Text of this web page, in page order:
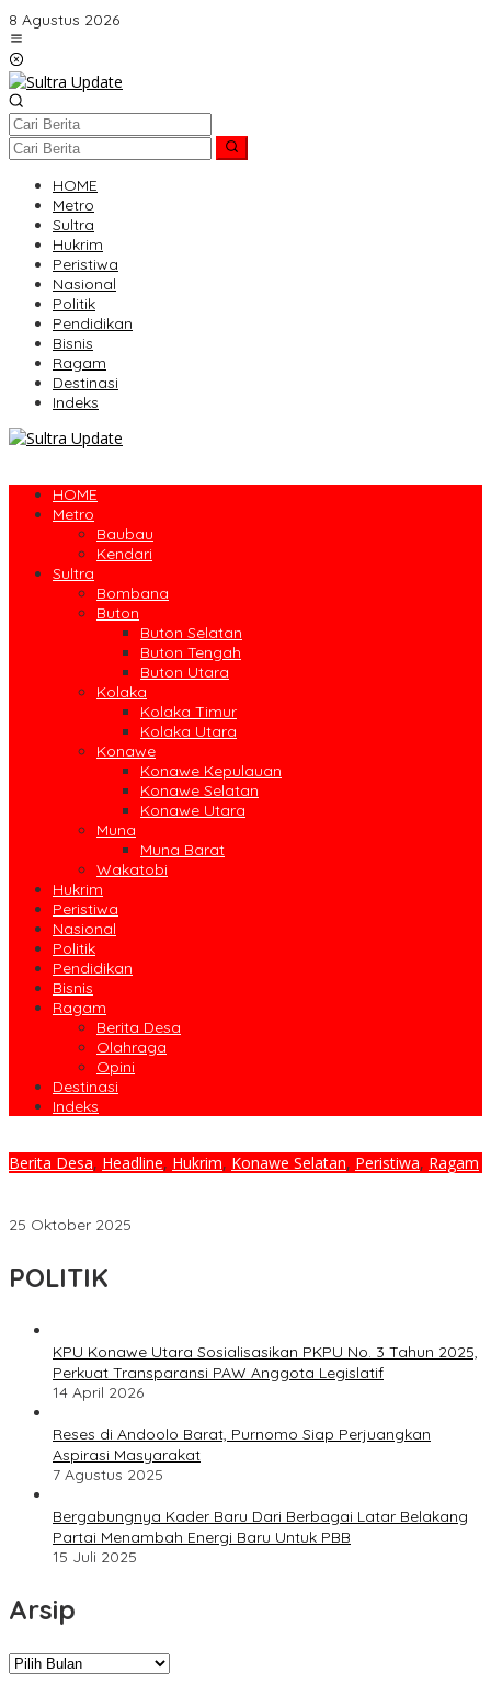
Lewati
ke
konten
8 Agustus 2026
HOME
Metro
Sultra
Hukrim
Peristiwa
Nasional
Politik
Pendidikan
Bisnis
Ragam
Destinasi
Indeks
HOME
Metro
Baubau
Kendari
Sultra
Bombana
Buton
Buton Selatan
Buton Tengah
Buton Utara
Kolaka
Kolaka Timur
Kolaka Utara
Konawe
Konawe Kepulauan
Konawe Selatan
Konawe Utara
Muna
Muna Barat
Wakatobi
Hukrim
Peristiwa
Nasional
Politik
Pendidikan
Bisnis
Ragam
Berita Desa
Olahraga
Opini
Destinasi
Indeks
Berita Desa, Headline, Hukrim, Konawe Selatan, Peristiwa, Ragam
25 Oktober 2025
POLITIK
KPU Konawe Utara Sosialisasikan PKPU No. 3 Tahun 2025,
Perkuat Transparansi PAW Anggota Legislatif
14 April 2026
Reses di Andoolo Barat, Purnomo Siap Perjuangkan
Aspirasi Masyarakat
7 Agustus 2025
Bergabungnya Kader Baru Dari Berbagai Latar Belakang
Partai Menambah Energi Baru Untuk PBB
15 Juli 2025
Arsip
Arsip